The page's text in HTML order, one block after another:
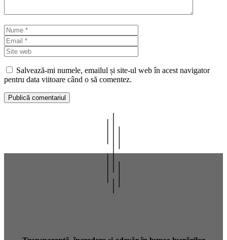
Nume
web
Salvează-mi numele, emailul și site-ul web în acest navigator
pentru data viitoare când o să comentez.